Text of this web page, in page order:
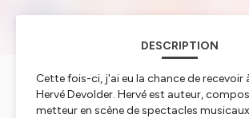
DESCRIPTION
Cette fois-ci, j'ai eu la chance de recevoir
Hervé Devolder. Hervé est auteur,
metteur en scène de spectacles